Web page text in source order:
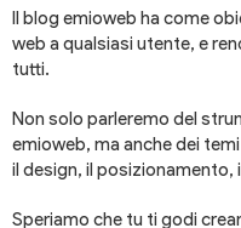
Il blog emioweb ha come
web a qualsiasi utente, e
tutti.
Non solo parleremo del
emioweb, ma anche dei
il design, il posizionamento,
Speriamo che tu ti godi